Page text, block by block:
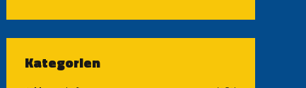
Kategorien